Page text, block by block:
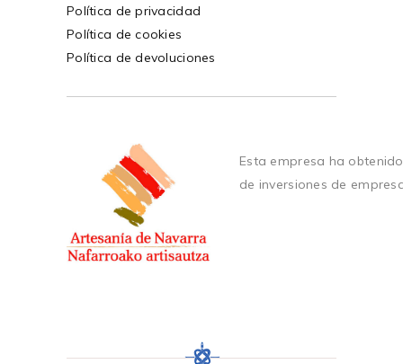
Política de privacidad
Política de cookies
Política de devoluciones
Esta empresa ha
de inversiones de